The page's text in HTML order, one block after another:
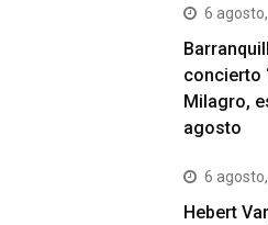
6
concierto
Milagro,
agosto
6
Hebert